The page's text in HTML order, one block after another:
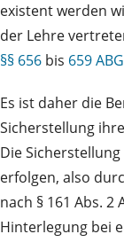
existent werden
der Lehre
§§ 656 bis 659
Es ist daher die
Sicherstellung
Die Sicherstellung
erfolgen, also
nach § 161 Abs.
Hinterlegung bei